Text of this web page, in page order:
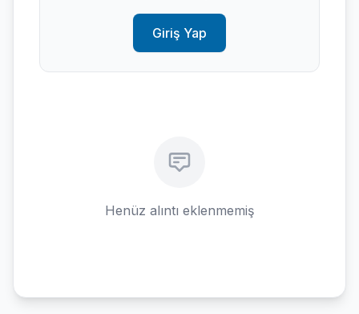
Giriş Yap
Henüz alıntı eklenmemiş